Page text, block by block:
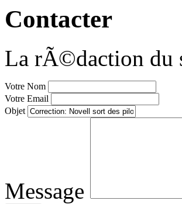
Contacter
La rÃ©daction du
Votre Nom
Votre Email
Objet
Message